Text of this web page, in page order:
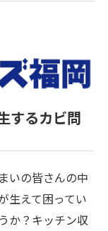
するカビ問
いの皆さんの中
生えて困ってい
か？キッチン収